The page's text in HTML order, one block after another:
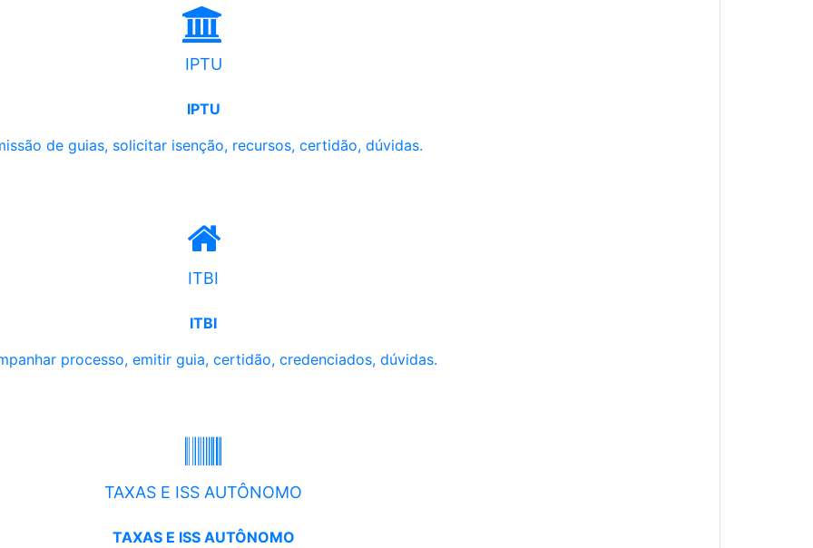
IPTU
IPTU
de guias, solicitar isenção, recursos, certidão, dúvidas.
ITBI
ITBI
processo, emitir guia, certidão, credenciados, dúvidas.
TAXAS E ISS AUTÔNOMO
TAXAS E ISS AUTÔNOMO